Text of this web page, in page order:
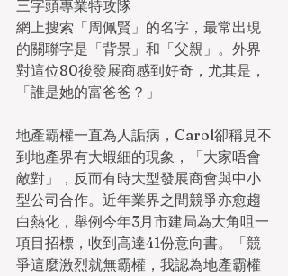
三字頭專業特攻隊
網上搜索「周佩賢」的名字，最常出現
的關聯字是「背景」和「父親」。外界
對這位80後發展商感到好奇，尤其是，
「誰是她的富爸爸？」
地產霸權一直為人詬病，Carol卻稱見不
到地產界有大蝦細的現象，「大家唔會
敵對」，反而有時大型發展商會與中小
型公司合作。近年業界之間競爭亦愈趨
白熱化，舉例今年3月市建局為大角咀一
項目招標，收到高達41份意向書。「競
爭這麼激烈就無霸權，我認為地產霸權